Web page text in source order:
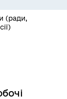
(ради,